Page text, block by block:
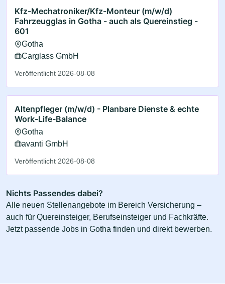
Kfz-Mechatroniker/Kfz-Monteur (m/w/d)
Fahrzeugglas in Gotha - auch als Quereinstieg -
601
Gotha
Carglass GmbH
Veröffentlicht 2026-08-08
Altenpfleger (m/w/d) - Planbare Dienste & echte
Work-Life-Balance
Gotha
avanti GmbH
Veröffentlicht 2026-08-08
Nichts Passendes dabei?
Alle neuen Stellenangebote im Bereich Versicherung –
auch für Quereinsteiger, Berufseinsteiger und Fachkräfte.
Jetzt passende Jobs in Gotha finden und direkt bewerben.